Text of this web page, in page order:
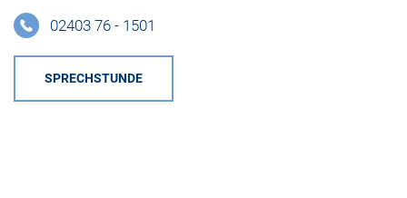
02403 76 - 1501
SPRECHSTUNDE